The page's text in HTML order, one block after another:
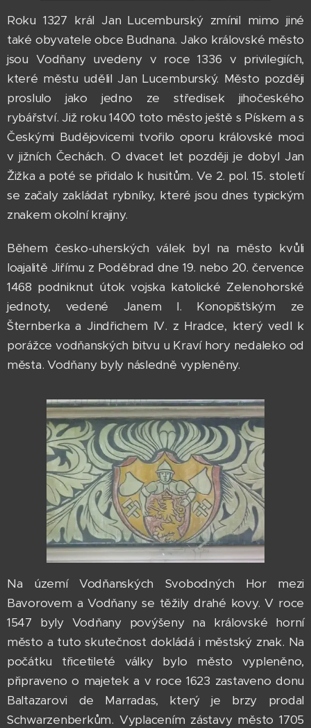
Roku 1327 král Jan Lucemburský zmínil mimo jiné
také obyvatele obce Budnana. Jako královské město
jsou Vodňany uvedeny v roce 1336 v privilegiích,
které městu udělil Jan Lucemburský. Město později
proslulo jako jedno ze středisek jihočeského
rybářství. Již roku 1400 toto město ještě s Pískem a s
Českými Budějovicemi tvořilo oporu královské moci
v jižních Čechách. O dvacet let později je dobyl Jan
Žižka a poté se přidalo k husitům. Ve 2. pol. 15. století
se začaly zakládat rybníky, které jsou dnes typickým
znakem okolní krajiny.
Během česko-uherských válek byl na město kvůli
loajalitě Jiřímu z Poděbrad dne 19. nebo 20. července
1468 podniknut útok vojska katolické Zelenohorské
jednoty, vedené Janem I. Konopišťským ze
Šternberka a Jindřichem IV. z Hradce, který vedl k
porážce vodňanských bitvu u Kraví hory nedaleko od
města. Vodňany byly následně vypleněny.
Na území Vodňanských Svobodných Hor mezi
Bavorovem a Vodňany se těžily drahé kovy. V roce
1547 byly Vodňany povýšeny na královské horní
město a tuto skutečnost dokládá i městský znak. Na
počátku třicetileté války bylo město vypleněno,
připraveno o majetek a v roce 1623 zastaveno donu
Baltazarovi de Marradas, který je brzy prodal
Schwarzenberkům. Vyplacením zástavy město 1705